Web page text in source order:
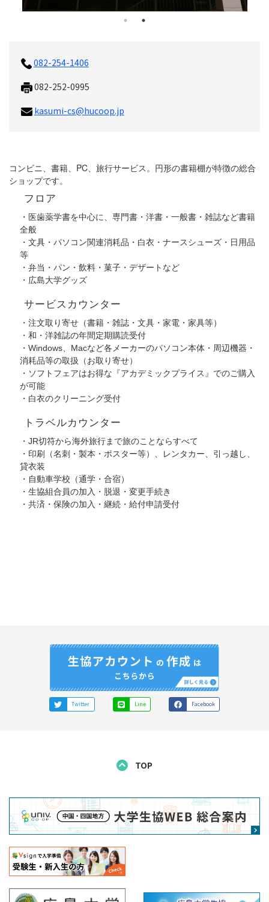
082-254-1406
082-252-0995
kasumi-cs@hucoop.jp
コンビニ、書籍、PC、旅行サービス。円形の書籍棚が特徴の総合
ショップです。
フロア
・医歯薬学書を中心に、専門書・洋書・一般書・雑誌など書籍
全般
・文具・パソコン関連消耗品・白衣・ナースシューズ・日用品
等
・弁当・パン・飲料・菓子・デザートなど
・広島大学グッズ
サービスカウンター
・注文取り寄せ（書籍・雑誌・文具・家電・家具等）
・和・洋雑誌の年間定期購読受付
・Windows、Macなど各メーカーのパソコン本体・周辺機器・
消耗品等の取扱（お取り寄せ）
・ソフトフェアはお得な『アカデミックプライス』でのご購入
が可能
・白衣のクリーニング受付
トラベルカウンター
・JR切符から海外旅行まで旅のことならすべて
・印刷（名刺・製本・ポスター等）、レンタカー、引っ越し、
貸衣装
・自動車学校（通学・合宿）
・生協組合員の加入・脱退・変更手続き
・共済・保険の加入・継続・給付申請受付
Twitter Line Facebook
TOP